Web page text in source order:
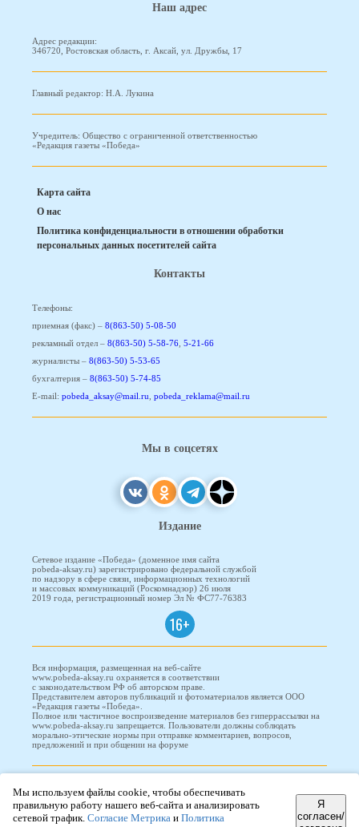
Наш адрес
Адрес редакции:
346720, Ростовская область, г. Аксай, ул. Дружбы, 17
Главный редактор: Н.А. Лукина
Учредитель: Общество с ограниченной ответственностью
«Редакция газеты «Победа»
Карта сайта
О нас
Политика конфиденциальности в отношении обработки
персональных данных посетителей сайта
Контакты
Телефоны:
приемная (факс) – 8(863-50) 5-08-50
рекламный отдел – 8(863-50) 5-58-76 5-21-66
журналисты – 8(863-50) 5-53-65
бухгалтерия – 8(863-50) 5-74-85
E-mail: pobeda_aksay@mail.ru pobeda_reklama@mail.ru
Мы в соцсетях
Издание
Сетевое издание «Победа» (доменное имя сайта
pobeda-aksay.ru) зарегистрировано федеральной службой
по надзору в сфере связи, информационных технологий
и массовых коммуникаций (Роскомнадзор) 26 июля
2019 года, регистрационный номер Эл № ФС77-76383
16+
Вся информация, размещенная на веб-сайте
www.pobeda-aksay.ru охраняется в соответствии
с законодательством РФ об авторском праве.
Представителем авторов публикаций и фотоматериалов является ООО
«Редакция газеты «Победа».
Полное или частичное воспроизведение материалов без гиперрассылки на
www.pobeda-aksay.ru запрещается. Пользователи должны соблюдать
морально-этические нормы при отправке комментариев, вопросов,
предложений и при общении на форуме
Мы используем файлы cookie, чтобы обеспечивать
правильную работу нашего веб-сайта и анализировать
сетевой трафик. Согласие Метрика и Политика
Я
согласен/